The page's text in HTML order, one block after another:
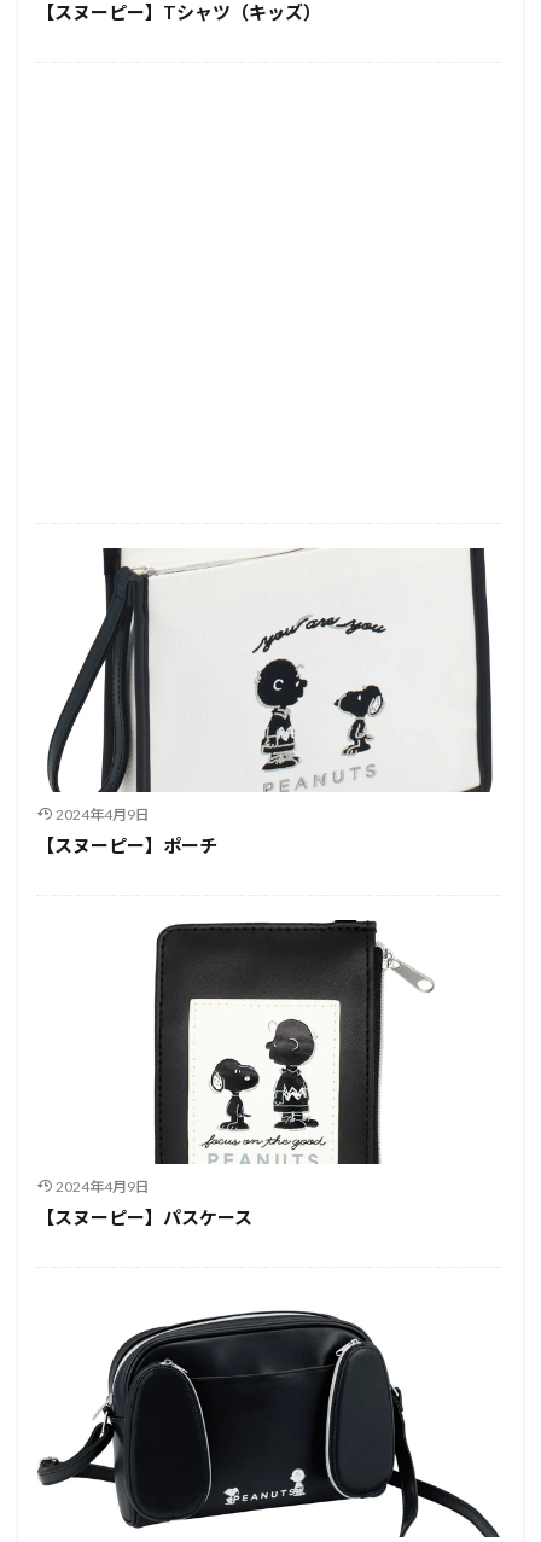
【スヌーピー】Tシャツ（キッズ）
2024年4月9日
【スヌーピー】ポーチ
2024年4月9日
【スヌーピー】パスケース